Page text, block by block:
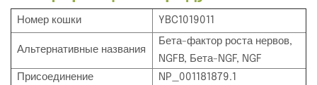
Номер кошки YBC1019011
Альтернативные названия
Бета-фактор роста нервов,
NGFB, Бета-NGF, NGF
Присоединение
NP_001181879.1